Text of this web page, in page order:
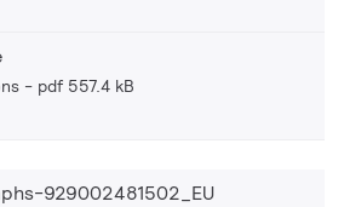
pdf 557.4 kB
929002481502_EU